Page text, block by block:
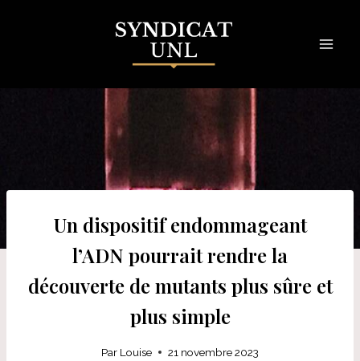
Un dispositif endommageant
l’ADN pourrait rendre la
découverte de mutants plus sûre et
plus simple
Par Louise 21 novembre 2023